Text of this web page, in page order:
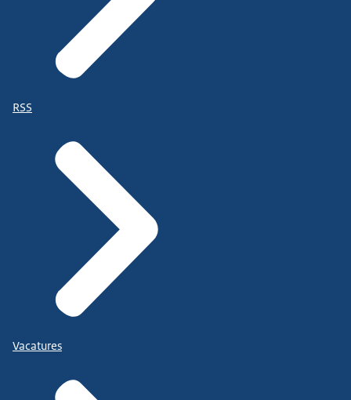
RSS
Vacatures